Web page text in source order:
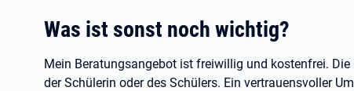
Was ist sonst noch wichtig?
Mein Beratungsangebot ist freiwillig und kostenfrei.
der Schülerin oder des Schülers. Ein vertrauensvoller